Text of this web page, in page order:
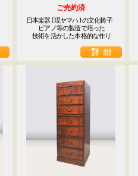
ご売約済
日本楽器(現ヤマハ)の文化椅子
ピアノ等の製造で培った
技術を活かした本格的な作り